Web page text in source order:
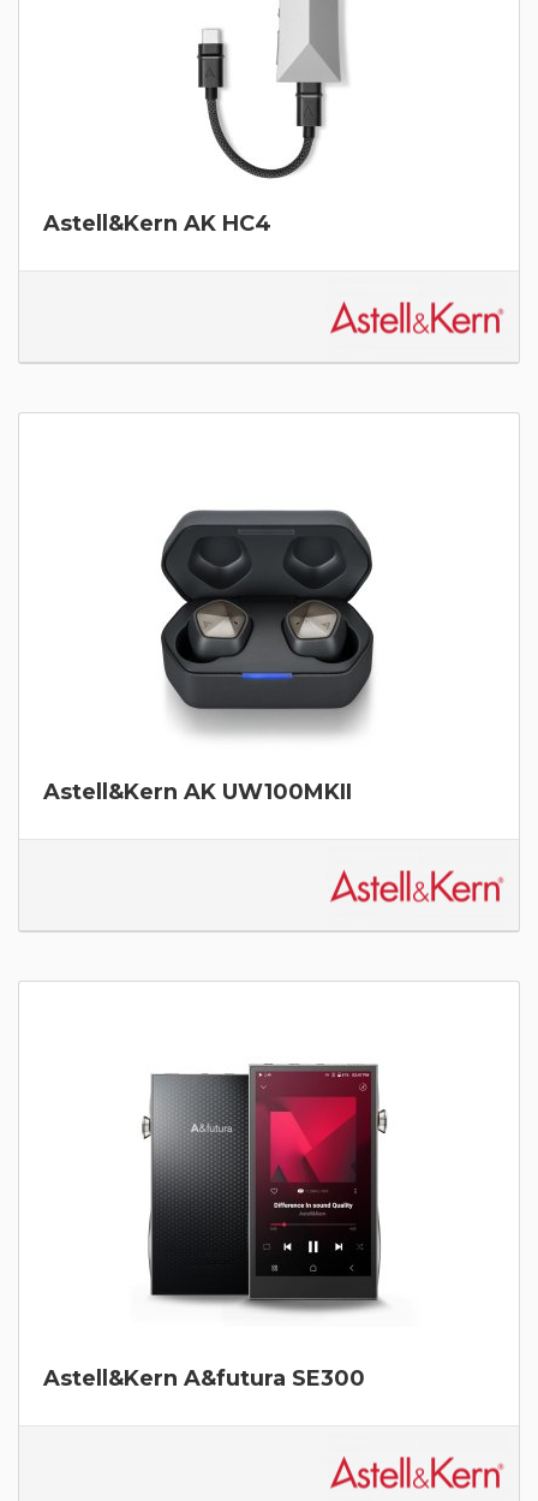
Astell&Kern AK HC4
Astell&Kern AK UW100MKII
Astell&Kern A&futura SE300